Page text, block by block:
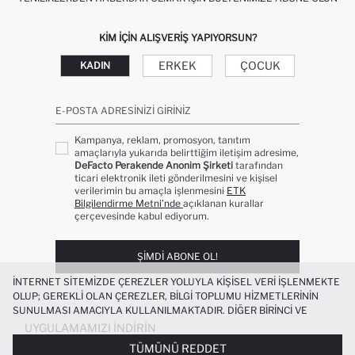
KIM IÇIN ALIŞVERIŞ YAPIYORSUN?
KADIN ERKEK ÇOCUK
E-POSTA ADRESINIZI GIRINIZ
Kampanya, reklam, promosyon, tanıtım
amaçlarıyla yukarıda belirttiğim iletişim adresime,
DeFacto Perakende Anonim Şirketi tarafından
ticari elektronik ileti gönderilmesini ve kişisel
verilerimin bu amaçla işlenmesini ETK
Bilgilendirme Metni’nde açıklanan kurallar
çerçevesinde kabul ediyorum.
ŞIMDI ABONE OL!
UYGULAMAMIZI İNDIRIN
İNTERNET SITEMIZDE ÇEREZLER YOLUYLA KIŞISEL VERI IŞLENMEKTE
OLUP; GEREKLI OLAN ÇEREZLER, BILGI TOPLUMU HIZMETLERININ
SUNULMASI AMACIYLA KULLANILMAKTADIR. DIĞER BIRINCI VE
ÜÇÜNCÜ TARAF ÇEREZLER ISE SIZE DAHA IYI BIR ALIŞVERIŞ
DENEYIMI SUNULABILMESI, SITEMIZIN DAHA IŞLEVSEL KILINMASI VE
TÜMÜNÜ REDDET